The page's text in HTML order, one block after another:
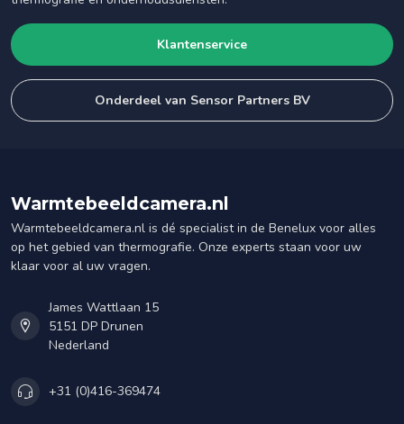
Klantenservice
Onderdeel van Sensor Partners BV
Warmtebeeldcamera.nl
Warmtebeeldcamera.nl is dé specialist in de Benelux voor alles
op het gebied van thermografie. Onze experts staan voor uw
klaar voor al uw vragen.
James Wattlaan 15
5151 DP Drunen
Nederland
+31 (0)416-369474